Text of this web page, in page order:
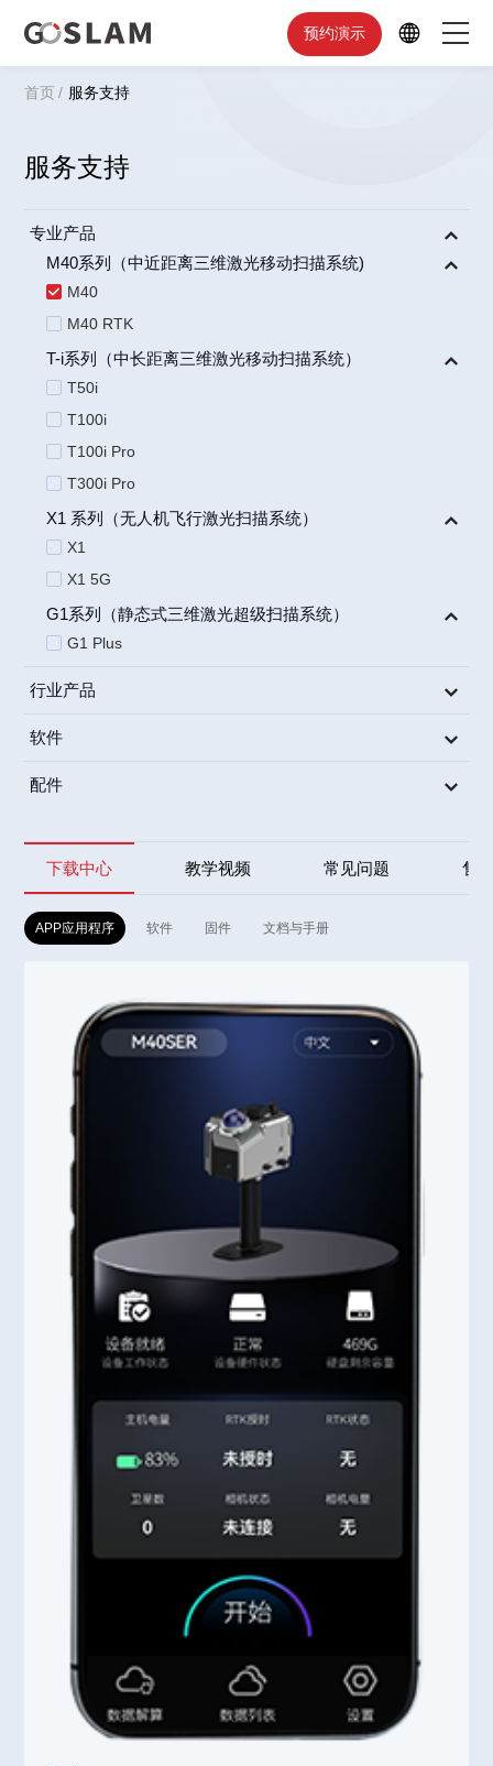
首页
产品中心
服务支持
品牌简介
预约演示
首页/ 服务支持
服务支持
专业产品
M40系列（中近距离三维激光移动扫描系统)
M40
M40 RTK
T-i系列（中长距离三维激光移动扫描系统）
T50i
T100i
T100i Pro
T300i Pro
X1 系列（无人机飞行激光扫描系统）
X1
X1 5G
G1系列（静态式三维激光超级扫描系统）
G1 Plus
行业产品
软件
配件
下载中心 教学视频 常见问题 售
APP应用程序 软件 固件 文档与手册